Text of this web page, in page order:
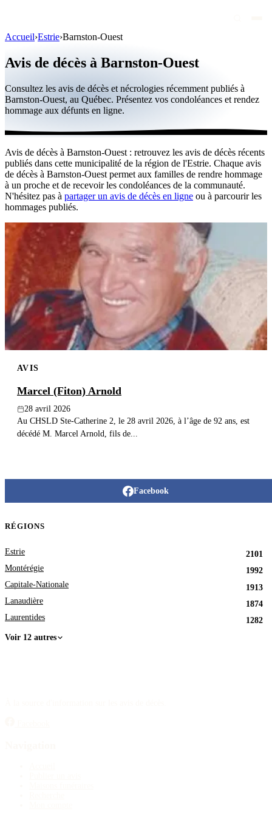
Personnalités publiques
Québec
Canada
International
Par région
Par ville
Maisons funéraires
Éternea
Blog
Publier un avis
Recherche
Accueil›Estrie›Barnston-Ouest
Avis de décès à Barnston-Ouest
Consultez les avis de décès et nécrologies récemment publiés à
Barnston-Ouest, au Québec. Présentez vos condoléances et rendez
hommage aux défunts en ligne.
Avis de décès à Barnston-Ouest : retrouvez les avis de décès récents
publiés dans cette municipalité de la région de l'Estrie. Chaque avis
de décès à Barnston-Ouest permet aux familles de rendre hommage
à un proche et de recevoir les condoléances de la communauté.
N'hésitez pas à partager un avis de décès en ligne ou à parcourir les
hommages publiés.
AVIS
Marcel (Fiton) Arnold
28 avril 2026
Au CHSLD Ste-Catherine 2, le 28 avril 2026, à l’âge de 92 ans, est
décédé M. Marcel Arnold, fils de...
Facebook
RÉGIONS
Estrie
2101
Montérégie
1992
Capitale-Nationale
1913
Lanaudière
1874
Laurentides
1282
Voir 12 autres